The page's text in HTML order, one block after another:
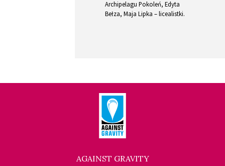
Archipelagu Pokoleń, Edyta
Bełza, Maja Lipka – licealistki.
AGAINST GRAVITY